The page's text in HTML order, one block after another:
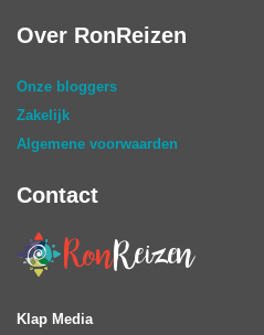
Over RonReizen
Onze bloggers
Zakelijk
Algemene voorwaarden
Contact
Klap Media